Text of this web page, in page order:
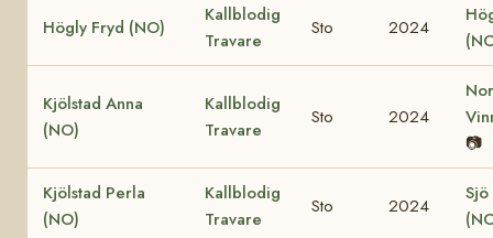
Högly Fryd (NO)
Kallblodig
Travare
Sto 2024
Kjölstad Anna
(NO)
Kallblodig
Travare
Sto 2024
📷
Kjölstad Perla
(NO)
Kallblodig
Travare
Sto 2024